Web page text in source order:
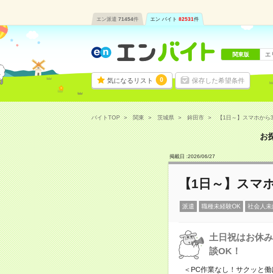
エン派遣 71454件 エン バイト 82531件
気になるリスト 0 保存した希望条件
関東版 エ
バイトTOP 関東 茨城県 鉾田市 【1日～】スマホから
お
掲載日 :2026/06/27
【1日～】スマ
派遣 職種未経験OK 社会人
土日祝はお休
談OK！
＜PC作業なし！サクッと